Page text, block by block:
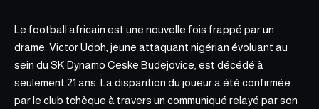
Le football africain est une nouvelle fois frappé par un
drame. Victor Udoh, jeune attaquant nigérian évoluant au
sein du SK Dynamo Ceske Budejovice, est décédé à
seulement 21 ans. La disparition du joueur a été confirmée
par le club tchèque à travers un communiqué relayé par son